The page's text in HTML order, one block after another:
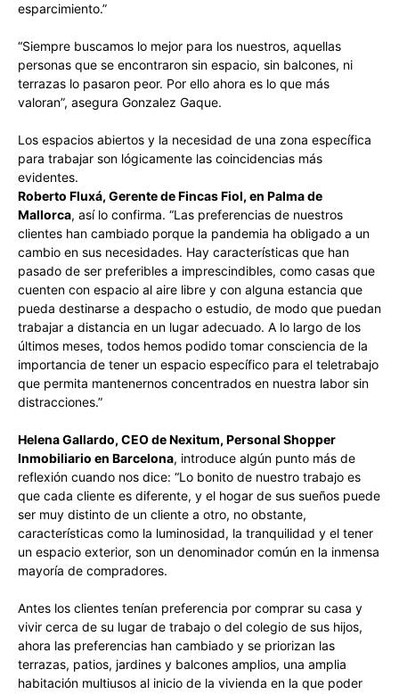
esparcimiento.”
“Siempre buscamos lo mejor para los nuestros, aquellas
personas que se encontraron sin espacio, sin balcones, ni
terrazas lo pasaron peor. Por ello ahora es lo que más
valoran”, asegura Gonzalez Gaque.
Los espacios abiertos y la necesidad de una zona específica
para trabajar son lógicamente las coincidencias más
evidentes.
Roberto Fluxá, Gerente de Fincas Fiol, en Palma de
Mallorca, así lo confirma. “Las preferencias de nuestros
clientes han cambiado porque la pandemia ha obligado a un
cambio en sus necesidades. Hay características que han
pasado de ser preferibles a imprescindibles, como casas que
cuenten con espacio al aire libre y con alguna estancia que
pueda destinarse a despacho o estudio, de modo que puedan
trabajar a distancia en un lugar adecuado. A lo largo de los
últimos meses, todos hemos podido tomar consciencia de la
importancia de tener un espacio específico para el teletrabajo
que permita mantenernos concentrados en nuestra labor sin
distracciones.”
Helena Gallardo, CEO de Nexitum, Personal Shopper
Inmobiliario en Barcelona, introduce algún punto más de
reflexión cuando nos dice: “Lo bonito de nuestro trabajo es
que cada cliente es diferente, y el hogar de sus sueños puede
ser muy distinto de un cliente a otro, no obstante,
características como la luminosidad, la tranquilidad y el tener
un espacio exterior, son un denominador común en la inmensa
mayoría de compradores.
Antes los clientes tenían preferencia por comprar su casa y
vivir cerca de su lugar de trabajo o del colegio de sus hijos,
ahora las preferencias han cambiado y se priorizan las
terrazas, patios, jardines y balcones amplios, una amplia
habitación multiusos al inicio de la vivienda en la que poder